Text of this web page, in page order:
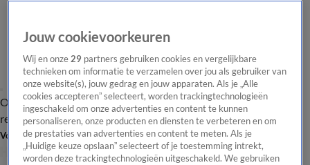
Overzicht Laatste nieuws Regionieuws Het beste van Hart
Tip de
redactie
Volg Hart van Nederland
Jouw cookievoorkeuren
Wij en onze29 partners gebruiken cookies en vergelijkbare
technieken om informatie te verzamelen over jou als gebruiker van
onze website(s), jouw gedrag en jouw apparaten. Als je „Alle
cookies accepteren” selecteert, worden trackingtechnologieën
ingeschakeld om onze advertenties en content te kunnen
personaliseren, onze producten en diensten te verbeteren en om
de prestaties van advertenties en content te meten. Als je
„Huidige keuze opslaan” selecteert of je toestemming intrekt,
worden deze trackingtechnologieën uitgeschakeld. We gebruiken